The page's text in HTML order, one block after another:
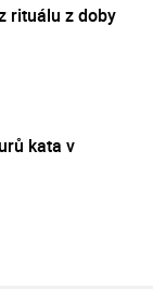
rituálu z doby
kata v